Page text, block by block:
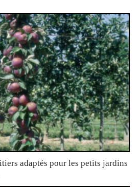
adaptés pour les petits jardins